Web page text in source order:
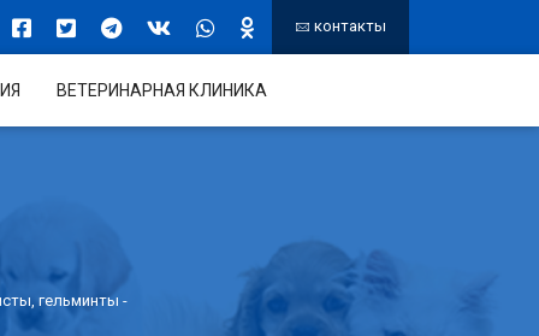
контакты
ВЕТЕРИНАРНАЯ КЛИНИКА
гельминты -